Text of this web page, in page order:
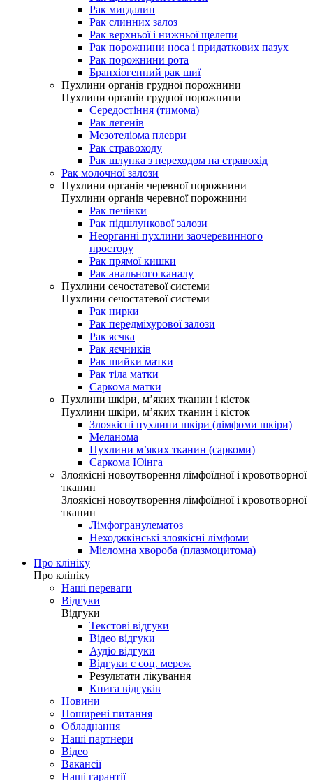
Рак мигдалин
Рак слинних залоз
Рак верхньої і нижньої щелепи
Рак порожнини носа і придаткових пазух
Рак порожнини рота
Бранхіогенний рак шиї
Пухлини органів грудної порожнини
Пухлини органів грудної порожнини
Середостіння (тимома)
Рак легенів
Мезотеліома плеври
Рак стравоходу
Рак шлунка з переходом на стравохід
Рак молочної залози
Пухлини органів черевної порожнини
Пухлини органів черевної порожнини
Рак печінки
Рак підшлункової залози
Неорганні пухлини заочеревинного
простору
Рак прямої кишки
Рак анального каналу
Пухлини сечостатевої системи
Пухлини сечостатевої системи
Рак нирки
Рак передміхурової залози
Рак яєчка
Рак яєчників
Рак шийки матки
Рак тіла матки
Саркома матки
Пухлини шкіри, м’яких тканин і кісток
Пухлини шкіри, м’яких тканин і кісток
Злоякісні пухлини шкіри (лімфоми шкіри)
Меланома
Пухлини м’яких тканин (саркоми)
Саркома Юінга
Злоякісні новоутворення лімфоїдної і кровотворної
тканин
Злоякісні новоутворення лімфоїдної і кровотворної
тканин
Лімфогранулематоз
Неходжкінські злоякісні лімфоми
Мієломна хвороба (плазмоцитома)
Про клініку
Про клініку
Наші переваги
Відгуки
Відгуки
Текстові відгуки
Відео відгуки
Аудіо відгуки
Відгуки с соц. мереж
Результати лікування
Книга відгуків
Новини
Поширені питання
Обладнання
Наші партнери
Відео
Вакансії
Наші гарантії